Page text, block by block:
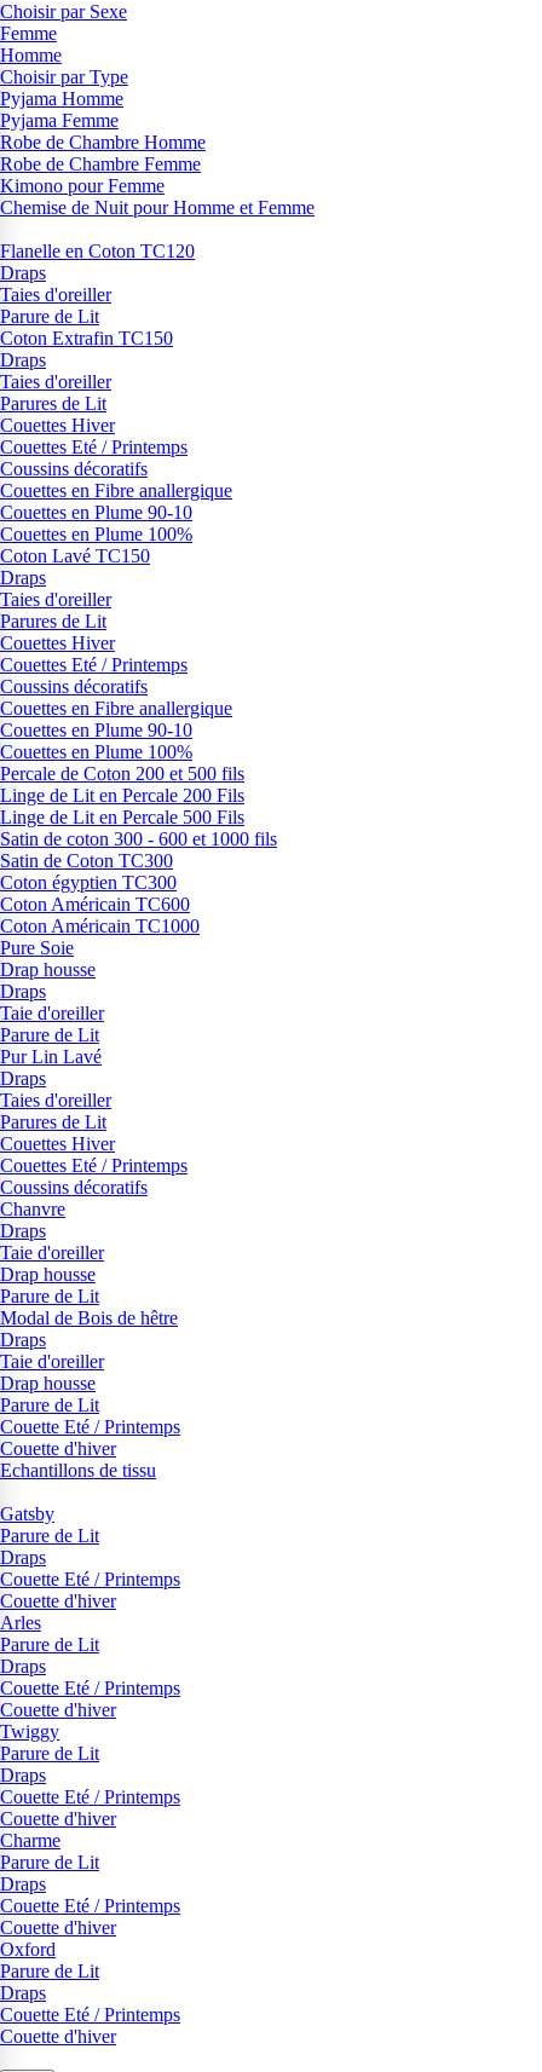
Choisir par Sexe
Femme
Homme
Choisir par Type
Pyjama Homme
Pyjama Femme
Robe de Chambre Homme
Robe de Chambre Femme
Kimono pour Femme
Chemise de Nuit pour Homme et Femme
Flanelle en Coton TC120
Draps
Taies d'oreiller
Parure de Lit
Coton Extrafin TC150
Draps
Taies d'oreiller
Parures de Lit
Couettes Hiver
Couettes Eté / Printemps
Coussins décoratifs
Couettes en Fibre anallergique
Couettes en Plume 90-10
Couettes en Plume 100%
Coton Lavé TC150
Draps
Taies d'oreiller
Parures de Lit
Couettes Hiver
Couettes Eté / Printemps
Coussins décoratifs
Couettes en Fibre anallergique
Couettes en Plume 90-10
Couettes en Plume 100%
Percale de Coton 200 et 500 fils
Linge de Lit en Percale 200 Fils
Linge de Lit en Percale 500 Fils
Satin de coton 300 - 600 et 1000 fils
Satin de Coton TC300
Coton égyptien TC300
Coton Américain TC600
Coton Américain TC1000
Pure Soie
Drap housse
Draps
Taie d'oreiller
Parure de Lit
Pur Lin Lavé
Draps
Taies d'oreiller
Parures de Lit
Couettes Hiver
Couettes Eté / Printemps
Coussins décoratifs
Chanvre
Draps
Taie d'oreiller
Drap housse
Parure de Lit
Modal de Bois de hêtre
Draps
Taie d'oreiller
Drap housse
Parure de Lit
Couette Eté / Printemps
Couette d'hiver
Echantillons de tissu
Gatsby
Parure de Lit
Draps
Couette Eté / Printemps
Couette d'hiver
Arles
Parure de Lit
Draps
Couette Eté / Printemps
Couette d'hiver
Twiggy
Parure de Lit
Draps
Couette Eté / Printemps
Couette d'hiver
Charme
Parure de Lit
Draps
Couette Eté / Printemps
Couette d'hiver
Oxford
Parure de Lit
Draps
Couette Eté / Printemps
Couette d'hiver